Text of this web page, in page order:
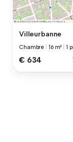
Villeurbanne
Chambre 16 m² |1
€ 634